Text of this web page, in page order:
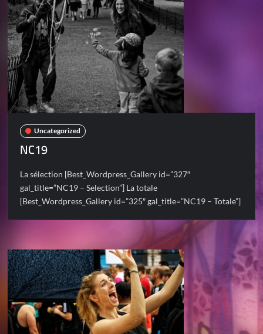
Uncategorized
NC19
La sélection [Best_Wordpress_Gallery id=”327″
gal_title=”NC19 – Selection”] La totale
[Best_Wordpress_Gallery id=”325″ gal_title=”NC19 – Totale”]